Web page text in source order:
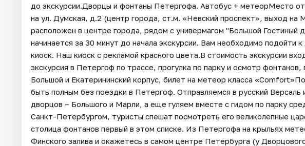
до экскурсии.Дворцы и фонтаны Петергофа. Автобус + метеорМесто
на ул. Думская, д.2 (центр города, ст.м. «Невский проспект», выход на
расположен в центре города, рядом с универмагом "Большой Гостиный
начинается за 30 минут до начала экскурсии. Вам необходимо подойти
киоск. Наш киоск с рекламой красного цвета.В стоимость экскурсии
экскурсия в Петергоф по трассе, прогулка по парку и осмотр
Большой и Екатерининский корпус, билет на метеор класса
быть полным без поездки в Петергоф. Отправляемся в русский Версаль
дворцов – Большого и Марли, а еще гуляем вместе с гидом по парку
Санкт-Петербургом, туристы спешат посмотреть его великолепные
столица фонтанов первый в этом списке. Из Петергофа на крыльях
Финского залива и окажетесь в самом центре Петербурга (у